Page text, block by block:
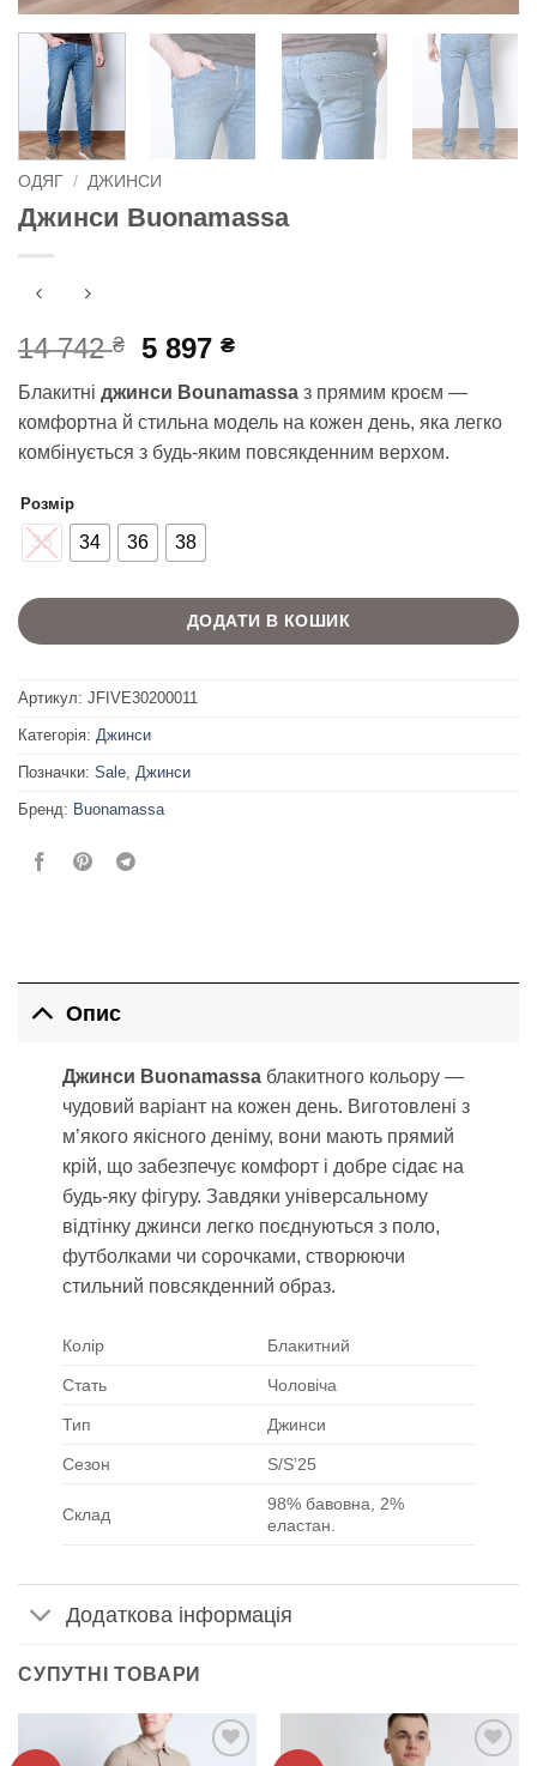
ОДЯГ / ДЖИНСИ
Джинси Buonamassa
14 742₴
Оригінальна
14
742 ₴.
5 897₴Поточна
5
897 ₴.
Блакитні джинси Bounamassa з прямим кроєм —
комфортна й стильна модель на кожен день, яка легко
комбінується з будь-яким повсякденним верхом.
Розмір
33 34 36 38
ДОДАТИ В КОШИК
Артикул: JFIVE30200011
Категорія: Джинси
Позначки: Sale, Джинси
Бренд: Buonamassa
Опис
Джинси Buonamassaблакитного кольору —
чудовий варіант на кожен день. Виготовлені з
м’якого якісного деніму, вони мають прямий
крій, що забезпечує комфорт і добре сідає на
будь-яку фігуру. Завдяки універсальному
відтінку джинси легко поєднуються з поло,
футболками чи сорочками, створюючи
стильний повсякденний образ.
Колір Блакитний
Стать Чоловіча
Тип Джинси
Сезон S/S’25
Склад
98% бавовна, 2%
еластан.
Додаткова інформація
СУПУТНІ ТОВАРИ